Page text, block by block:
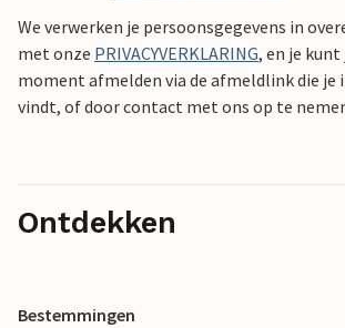
We verwerken je persoonsgegevens in
met onze PRIVACYVERKLARING, en je
moment afmelden via de afmeldlink die je
vindt, of door contact met ons op te
Ontdekken
Bestemmingen